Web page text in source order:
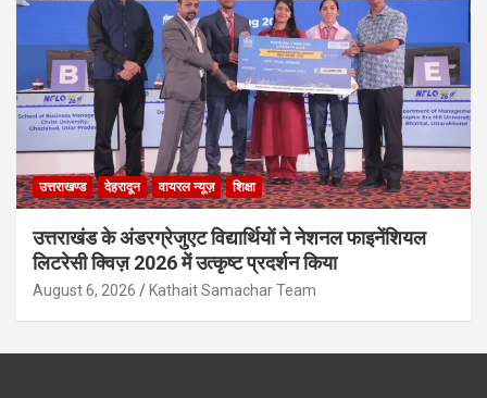
उत्तराखण्ड देहरादून वायरल न्यूज़ शिक्षा
उत्तराखंड के अंडरग्रेजुएट विद्यार्थियों ने नेशनल फाइनेंशियल
लिटरेसी क्विज़ 2026 में उत्कृष्ट प्रदर्शन किया
August 6, 2026 Kathait Samachar Team